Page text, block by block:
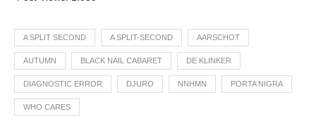
A SPLIT SECOND A SPLIT-SECOND AARSCHOT
AUTUMN BLACK NAIL CABARET DE KLINKER
DIAGNOSTIC ERROR DJURO NNHMN PORTA NIGRA
WHO CARES